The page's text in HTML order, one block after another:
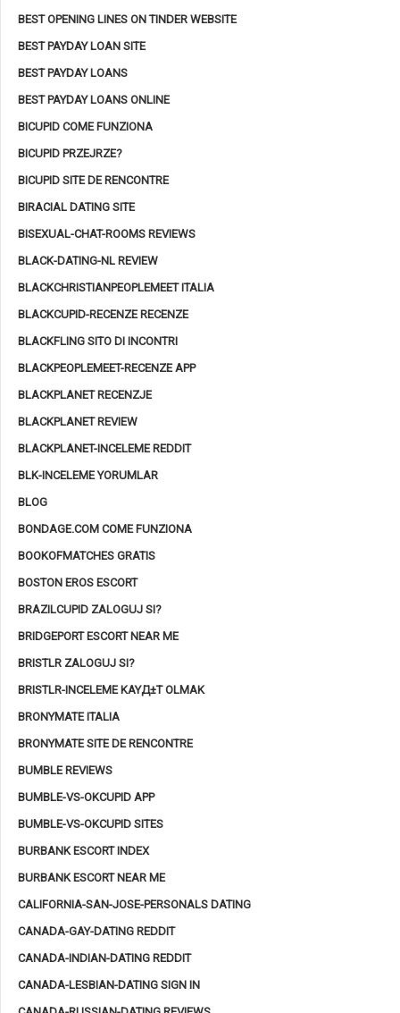
BEST OPENING LINES ON TINDER WEBSITE
BEST PAYDAY LOAN SITE
BEST PAYDAY LOANS
BEST PAYDAY LOANS ONLINE
BICUPID COME FUNZIONA
BICUPID PRZEJRZE?
BICUPID SITE DE RENCONTRE
BIRACIAL DATING SITE
BISEXUAL-CHAT-ROOMS REVIEWS
BLACK-DATING-NL REVIEW
BLACKCHRISTIANPEOPLEMEET ITALIA
BLACKCUPID-RECENZE RECENZE
BLACKFLING SITO DI INCONTRI
BLACKPEOPLEMEET-RECENZE APP
BLACKPLANET RECENZJE
BLACKPLANET REVIEW
BLACKPLANET-INCELEME REDDIT
BLK-INCELEME YORUMLAR
BLOG
BONDAGE.COM COME FUNZIONA
BOOKOFMATCHES GRATIS
BOSTON EROS ESCORT
BRAZILCUPID ZALOGUJ SI?
BRIDGEPORT ESCORT NEAR ME
BRISTLR ZALOGUJ SI?
BRISTLR-INCELEME KAYД±T OLMAK
BRONYMATE ITALIA
BRONYMATE SITE DE RENCONTRE
BUMBLE REVIEWS
BUMBLE-VS-OKCUPID APP
BUMBLE-VS-OKCUPID SITES
BURBANK ESCORT INDEX
BURBANK ESCORT NEAR ME
CALIFORNIA-SAN-JOSE-PERSONALS DATING
CANADA-GAY-DATING REDDIT
CANADA-INDIAN-DATING REDDIT
CANADA-LESBIAN-DATING SIGN IN